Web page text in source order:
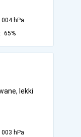
hPa
65%
lekki
hPa